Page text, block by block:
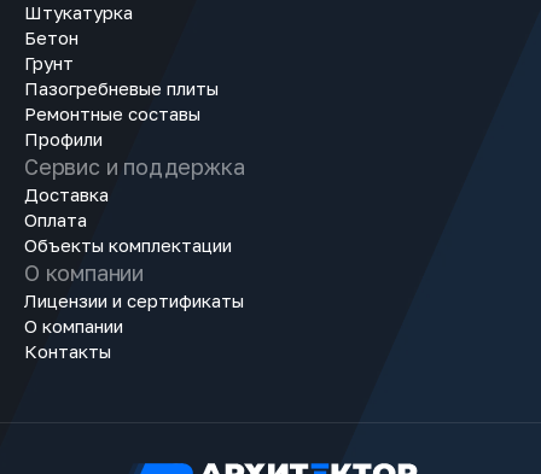
Штукатурка
Бетон
Грунт
Пазогребневые плиты
Ремонтные составы
Профили
Сервис и поддержка
Доставка
Оплата
Объекты комплектации
О компании
Лицензии и сертификаты
О компании
Контакты